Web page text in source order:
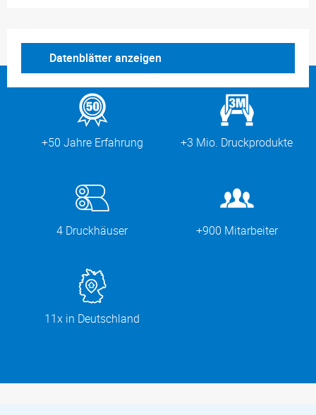
Datenblätter anzeigen
+50 Jahre Erfahrung +3 Mio. Druckprodukte
4 Druckhäuser +900 Mitarbeiter
11x in Deutschland